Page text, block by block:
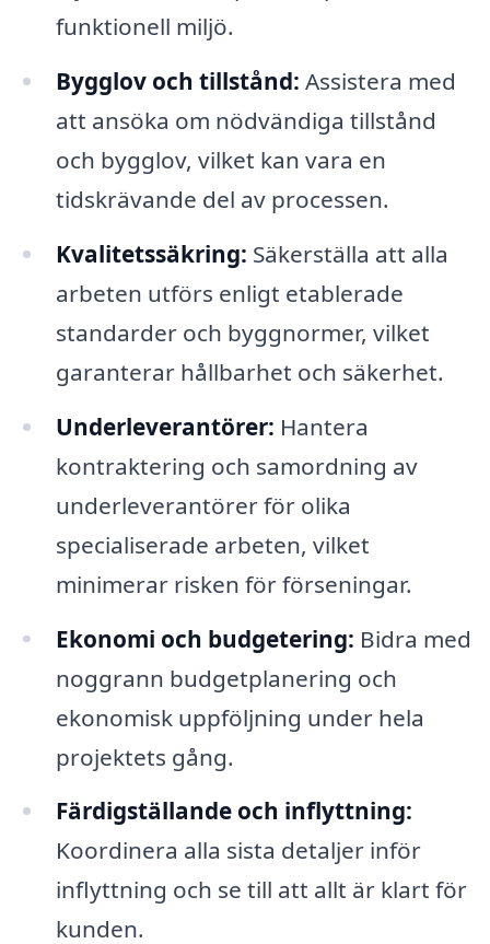
funktionell miljö.
Bygglov och tillstånd: Assistera med
att ansöka om nödvändiga tillstånd
och bygglov, vilket kan vara en
tidskrävande del av processen.
Kvalitetssäkring: Säkerställa att alla
arbeten utförs enligt etablerade
standarder och byggnormer, vilket
garanterar hållbarhet och säkerhet.
Underleverantörer: Hantera
kontraktering och samordning av
underleverantörer för olika
specialiserade arbeten, vilket
minimerar risken för förseningar.
Ekonomi och budgetering: Bidra med
noggrann budgetplanering och
ekonomisk uppföljning under hela
projektets gång.
Färdigställande och inflyttning:
Koordinera alla sista detaljer inför
inflyttning och se till att allt är klart för
kunden.